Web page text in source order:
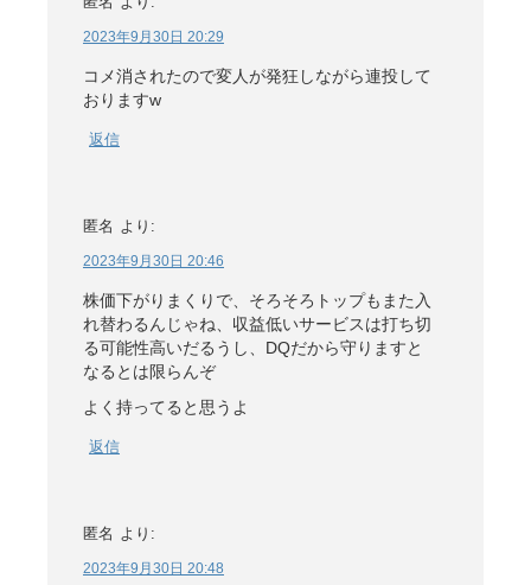
2023年9月30日 20:29
コメ消されたので変人が発狂しながら連投して
おりますw
返信
匿名 より:
2023年9月30日 20:46
株価下がりまくりで、そろそろトップもまた入
れ替わるんじゃね、収益低いサービスは打ち切
る可能性高いだるうし、DQだから守りますと
なるとは限らんぞ
よく持ってると思うよ
返信
匿名 より:
2023年9月30日 20:48